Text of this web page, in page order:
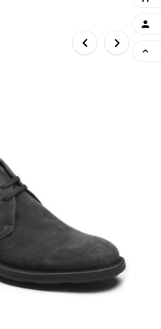
 

